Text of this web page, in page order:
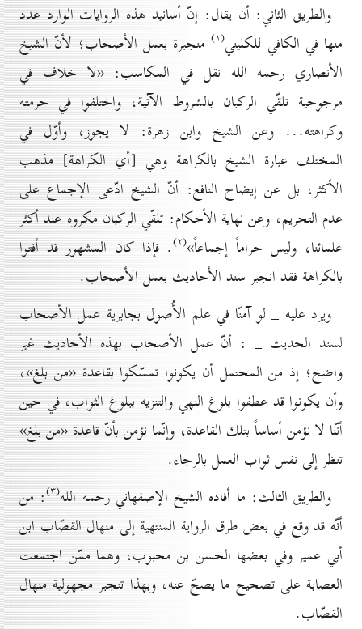
والطريق الثاني: أن يقال: إنّ أسانيد هذه الروايات الوارد عدد
منها في الكافي للكليني(۱) منجبرة بعمل الأصحاب؛ لأنّ الشيخ
الأنصاري رحمه الله نقل في المكاسب: «لا خلاف في
مرجوحية تلقّي الركبان بالشروط الآتية، واختلفوا في حرمته
وكراهته... وعن الشيخ وابن زهرة: لا يجوز، وأوّل في
المختلف عبارة الشيخ بالكراهة وهي [أي الكراهة] مذهب
الأكثر، بل عن إيضاح النافع: أنّ الشيخ ادّعى الإجماع على
عدم التحريم، وعن نهاية الأحكام: تلقّي الركبان مكروه عند أكثر
علمائنا، وليس حراماً إجماعاً»(۲) . فإذا كان المشهور قد أفتوا
بالكراهة فقد انجبر سند الأحاديث بعمل الأصحاب.
ويرد عليه _ لو آمنّا في علم الأُصول بجابرية عمل الأصحاب
لسند الحديث _ : أنّ عمل الأصحاب بهذه الأحاديث غير
واضح؛ إذ من المحتمل أن يكونوا تمسّكوا بقاعدة «من بلغ»،
وأن يكونوا قد عطفوا بلوغ النهي والتنزيه ببلوغ الثواب، في حين
أنّنا لا نؤمن أساساً بتلك القاعدة، وإنّما نؤمن بأنّ قاعدة «من بلغ»
تنظر إلى نفس ثواب العمل بالرجاء.
والطريق الثالث: ما أفاده الشيخ الإصفهاني رحمه الله(۳) : من
أنّه قد وقع في بعض طرق الرواية المنتهية إلى منهال القصّاب ابن
أبي عمير وفي بعضها الحسن بن محبوب، وهما ممّن اجتمعت
العصابة على تصحيح ما يصحّ عنه، وبهذا تنجبر مجهولية منهال
القصّاب.